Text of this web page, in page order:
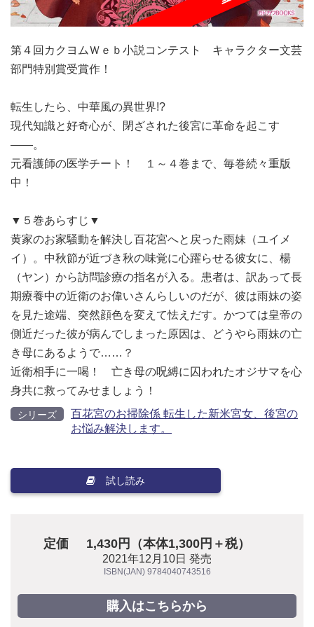
第４回カクヨムＷｅｂ小説コンテスト キャラクター文芸
部門特別賞受賞作！
転生したら、中華風の異世界!?
現代知識と好奇心が、閉ざされた後宮に革命を起こす
――。
元看護師の医学チート！ １～４巻まで、毎巻続々重版
中！
▼５巻あらすじ▼
黄家のお家騒動を解決し百花宮へと戻った雨妹（ユイメ
イ）。中秋節が近づき秋の味覚に心躍らせる彼女に、楊
（ヤン）から訪問診療の指名が入る。患者は、訳あって長
期療養中の近衛のお偉いさんらしいのだが、彼は雨妹の姿
を見た途端、突然顔色を変えて怯えだす。かつては皇帝の
側近だった彼が病んでしまった原因は、どうやら雨妹の亡
き母にあるようで……？
近衛相手に一喝！ 亡き母の呪縛に囚われたオジサマを心
身共に救ってみせましょう！
シリーズ
百花宮のお掃除係 転生した新米宮女、後宮の
お悩み解決します。
試し読み
定価 1,430円（本体1,300円＋税）
2021年12月10日 発売
ISBN(JAN) 9784040743516
購入はこちらから